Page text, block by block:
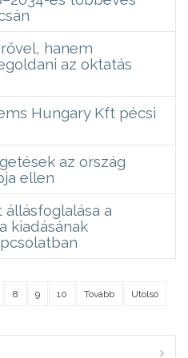
hanem
az oktatás
Hungary Kft pécsi
az ország
ellen
állásfoglalása a
kiadásának
8 9 10 Tovább Utolsó